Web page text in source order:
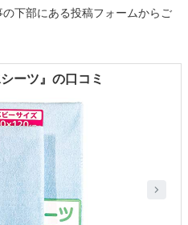
下部にある投稿フォームからご
ーツ』の口コミ